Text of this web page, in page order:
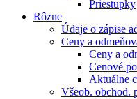
Priestupky
Rôzne
Údaje o zápise
Ceny a
Ceny a
Cenové
Aktuálne
Všeob. obchod.